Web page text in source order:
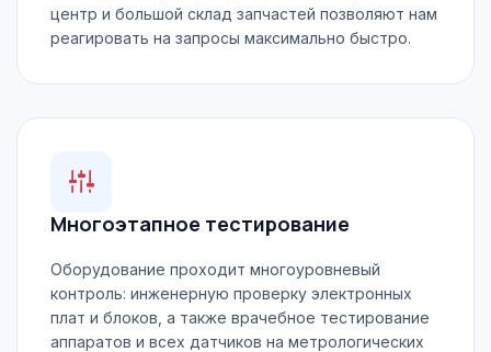
центр и большой склад запчастей позволяют нам
реагировать на запросы максимально быстро.
Многоэтапное тестирование
Оборудование проходит многоуровневый
контроль: инженерную проверку электронных
плат и блоков, а также врачебное тестирование
аппаратов и всех датчиков на метрологических